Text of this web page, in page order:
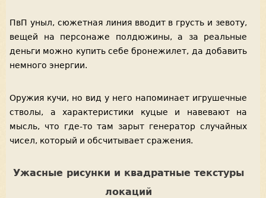
ПвП уныл, сюжетная линия вводит в грусть и зевоту,
вещей на персонаже полдюжины, а за реальные
деньги можно купить себе бронежилет, да добавить
немного энергии.
Оружия кучи, но вид у него напоминает игрушечные
стволы, а характеристики куцые и навевают на
мысль, что где-то там зарыт генератор случайных
чисел, который и обсчитывает сражения.
Ужасные рисунки и квадратные текстуры
локаций